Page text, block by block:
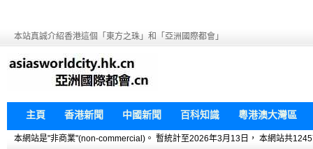
本站真誠介紹香港這個「東方之珠」和「亞洲國際都會」
主頁 香港新聞 中國新聞 百科知識 粵港澳大灣區
本網站是"非商業"(non-commercial)。 暫統計至2026年3月13日， 本網站共